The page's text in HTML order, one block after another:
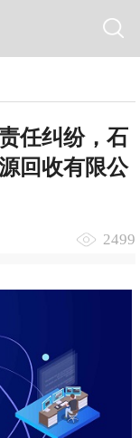
任纠纷，石
回收有限公
2499